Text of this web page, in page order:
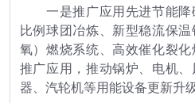
一是推广应用先进节能降
比例球团冶炼、新型稳流保
氧）燃烧系统、高效催化裂
推广应用，推动锅炉、电机
器、汽轮机等用能设备更新升级